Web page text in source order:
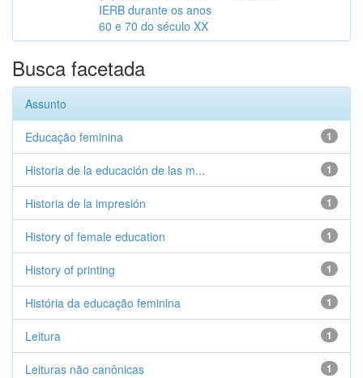
IERB durante os anos
60 e 70 do século XX
Busca facetada
Assunto
1
Educação feminina
1
Historia de la educación de las m...
1
Historia de la impresión
1
History of female education
1
History of printing
1
História da educação feminina
1
Leitura
1
Leituras não canônicas